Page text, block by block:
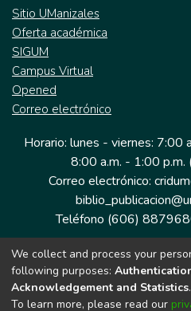
Sitio UManizales
Oferta académica
SIGUM
Campus Virtual
Opened
Correo electrónico
Horario: lunes - viernes: 7:00
8:00 a.m. - 1:00 p.m.
Correo electrónico:
Teléfono (606)
Dirección: Cra 9 a # 19-03
Manizales,
We collect and process your
following purposes:
Acknowledgement and Statistics.
To learn more, please read our